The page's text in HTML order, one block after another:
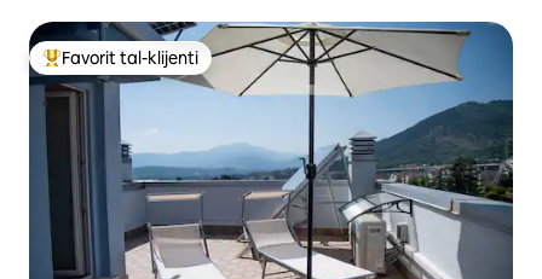
Wieħed mill-aqwa favoriti tal-klijenti
Favorit tal-klijenti